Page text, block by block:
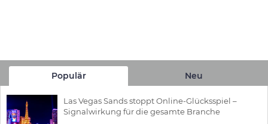
Populär Neu
Las Vegas Sands stoppt Online-Glücksspiel –
Signalwirkung für die gesamte Branche